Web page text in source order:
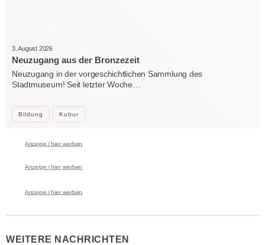
Bildung Kultur
3. August 2026
Neuzugang aus der Bronzezeit
Neuzugang in der vorgeschichtlichen Sammlung des
Stadtmuseum! Seit letzter Woche…
Anzeige / hier werben
Anzeige / hier werben
Anzeige / hier werben
WEITERE NACHRICHTEN